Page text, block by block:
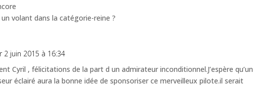
volant dans la catégorie-reine ?
2 juin 2015 à 16:34
Cyril , félicitations de la part d un admirateur inconditionnel.J’espère qu’un
éclairé aura la bonne idée de sponsoriser ce merveilleux pilote.il serait